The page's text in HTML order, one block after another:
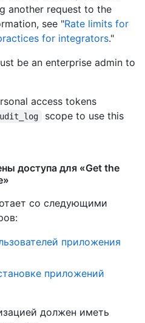
another request to the
see "Rate limits for
for integrators."
be an enterprise admin to
access tokens
scope to use this
доступа для «Get the
со следующими
:
приложения
приложений
должен иметь